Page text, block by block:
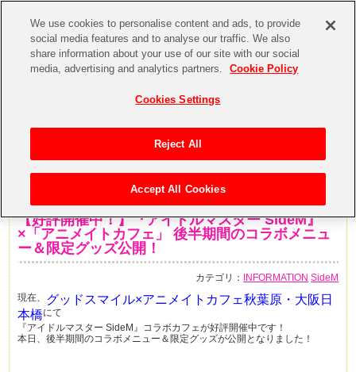
【好評開催中！】『アイドルマスター SideM』
×「アニメイトカフェ」 後半期間のコラボメニュ
ー＆限定グッズ公開！
カテゴリ： INFORMATION SideM
現在、 グッドスマイル×アニメイトカフェ秋葉原・大阪日
本橋にて
『アイドルマスター SideM』コラボカフェが好評開催中です！
本日、後半期間のコラボメニュー＆限定グッズが公開となりました！
We use cookies to personalise content and ads, to provide
social media features and to analyse our traffic. We also
share information about your use of our site with our social
media, advertising and analytics partners.
Cookie Policy
Cookies Settings
Reject All
Accept All Cookies